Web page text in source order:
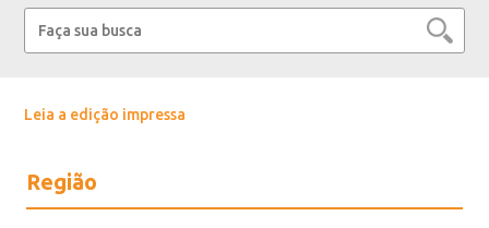
Leia a edição impressa
Região